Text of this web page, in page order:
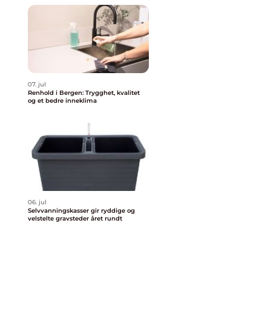
07. jul
Renhold i Bergen: Trygghet, kvalitet
og et bedre inneklima
06. jul
Selvvanningskasser gir ryddige og
velstelte gravsteder året rundt